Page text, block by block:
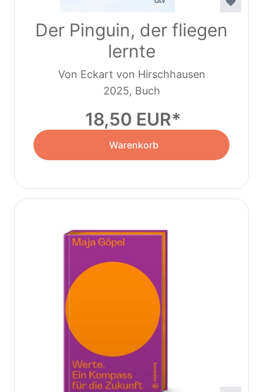
Der Pinguin, der fliegen
lernte
Von Eckart von Hirschhausen
2025, Buch
18,50 EUR
Warenkorb